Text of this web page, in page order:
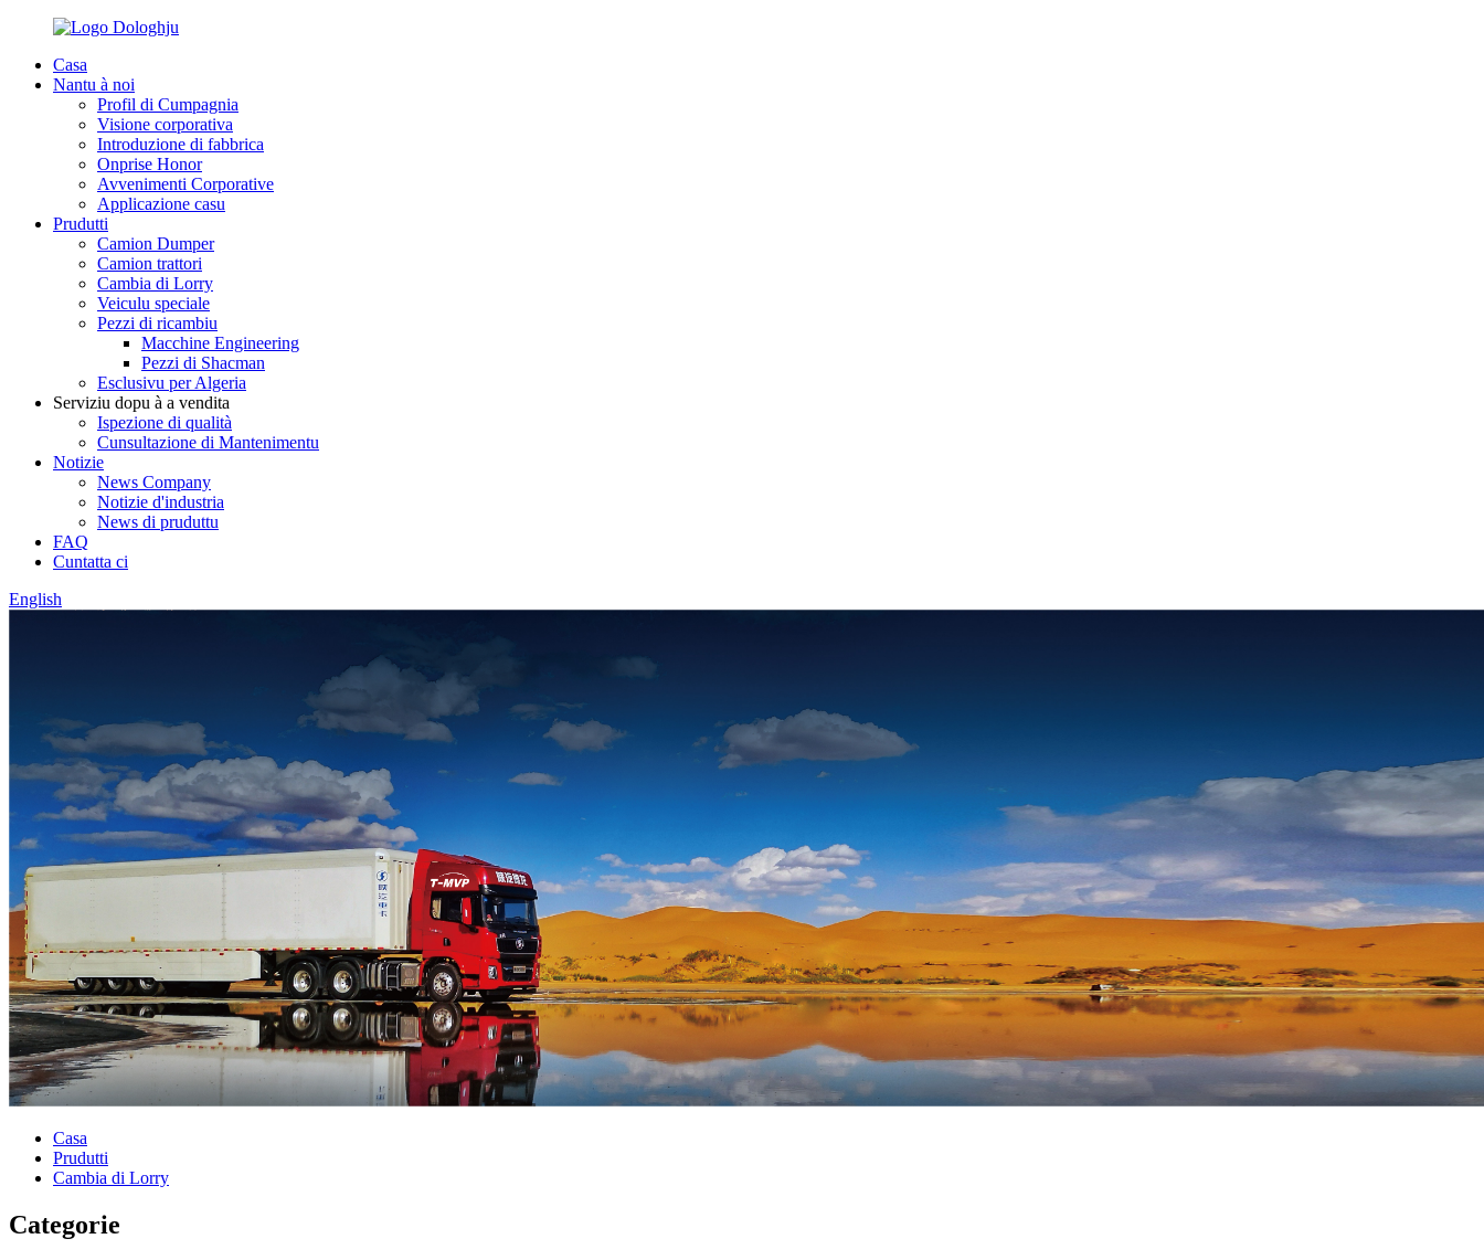
Casa
Nantu à noi
Profil di Cumpagnia
Visione corporativa
Introduzione di fabbrica
Onprise Honor
Avvenimenti Corporative
Applicazione casu
Prudutti
Camion Dumper
Camion trattori
Cambia di Lorry
Veiculu speciale
Pezzi di ricambiu
Macchine Engineering
Pezzi di Shacman
Esclusivu per Algeria
Serviziu dopu à a vendita
Ispezione di qualità
Cunsultazione di Mantenimentu
Notizie
News Company
Notizie d'industria
News di pruduttu
FAQ
Cuntatta ci
English
Casa
Prudutti
Cambia di Lorry
Categorie